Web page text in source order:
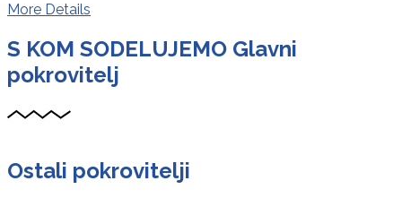
More Details
S KOM SODELUJEMO Glavni
pokrovitelj
Ostali pokrovitelji